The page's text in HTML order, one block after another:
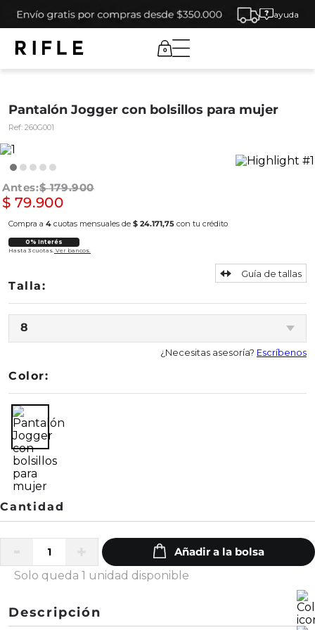
ayuda
0
Pantalón Jogger con bolsillos para mujer
Ref: 260G001
$ 179.900
$ 79.900
Compra a 4 cuotas mensuales de $ 24.171,75 con tu crédito
0% Interés
Hasta 3 cuotas. Ver bancos.
8
Guía de tallas
¿Necesitas asesoría? Escríbenos
Color:
Solo queda 1 unidad disponible
Descripción